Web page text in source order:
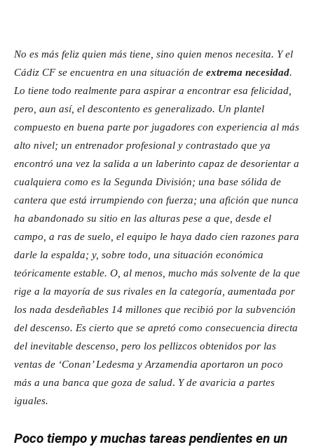
No es más feliz quien más tiene, sino quien menos necesita. Y el
Cádiz CF se encuentra en una situación de extrema necesidad.
Lo tiene todo realmente para aspirar a encontrar esa felicidad,
pero, aun así, el descontento es generalizado. Un plantel
compuesto en buena parte por jugadores con experiencia al más
alto nivel; un entrenador profesional y contrastado que ya
encontró una vez la salida a un laberinto capaz de desorientar a
cualquiera como es la Segunda División; una base sólida de
cantera que está irrumpiendo con fuerza; una afición que nunca
ha abandonado su sitio en las alturas pese a que, desde el
campo, a ras de suelo, el equipo le haya dado cien razones para
darle la espalda; y, sobre todo, una situación económica
teóricamente estable. O, al menos, mucho más solvente de la que
rige a la mayoría de sus rivales en la categoría, aumentada por
los nada desdeñables 14 millones que recibió por la subvención
del descenso. Es cierto que se apretó como consecuencia directa
del inevitable descenso, pero los pellizcos obtenidos por las
ventas de ‘Conan’ Ledesma y Arzamendia aportaron un poco
más a una banca que goza de salud. Y de avaricia a partes
iguales.
Poco tiempo y muchas tareas pendientes en un